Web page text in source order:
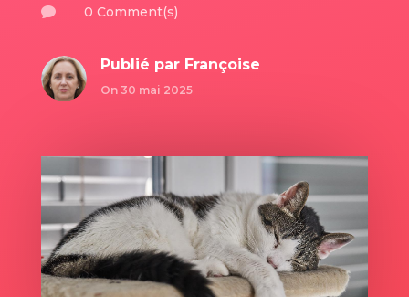
 0 Comment(s)
Publié par Françoise
On 30 mai 2025